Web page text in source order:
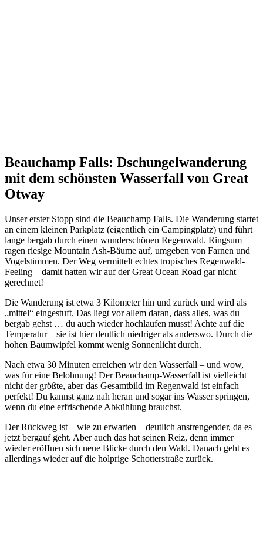
Beauchamp Falls: Dschungelwanderung
mit dem schönsten Wasserfall von Great
Otway
Unser erster Stopp sind die Beauchamp Falls. Die Wanderung startet
an einem kleinen Parkplatz (eigentlich ein Campingplatz) und führt
lange bergab durch einen wunderschönen Regenwald. Ringsum
ragen riesige Mountain Ash-Bäume auf, umgeben von Farnen und
Vogelstimmen. Der Weg vermittelt echtes tropisches Regenwald-
Feeling – damit hatten wir auf der Great Ocean Road gar nicht
gerechnet!
Die Wanderung ist etwa 3 Kilometer hin und zurück und wird als
„mittel“ eingestuft. Das liegt vor allem daran, dass alles, was du
bergab gehst … du auch wieder hochlaufen musst! Achte auf die
Temperatur – sie ist hier deutlich niedriger als anderswo. Durch die
hohen Baumwipfel kommt wenig Sonnenlicht durch.
Nach etwa 30 Minuten erreichen wir den Wasserfall – und wow,
was für eine Belohnung! Der Beauchamp-Wasserfall ist vielleicht
nicht der größte, aber das Gesamtbild im Regenwald ist einfach
perfekt! Du kannst ganz nah heran und sogar ins Wasser springen,
wenn du eine erfrischende Abkühlung brauchst.
Der Rückweg ist – wie zu erwarten – deutlich anstrengender, da es
jetzt bergauf geht. Aber auch das hat seinen Reiz, denn immer
wieder eröffnen sich neue Blicke durch den Wald. Danach geht es
allerdings wieder auf die holprige Schotterstraße zurück.